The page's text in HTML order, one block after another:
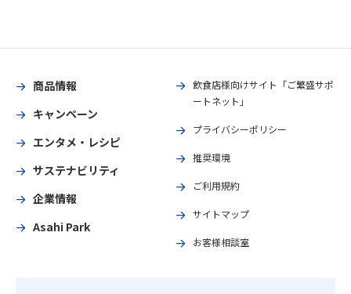
商品情報
キャンペーン
エンタメ・レシピ
サステナビリティ
企業情報
Asahi Park
飲食店様向けサイト「ご繁盛サポ
ートネット」
プライバシーポリシー
推奨環境
ご利用規約
サイトマップ
お客様相談室